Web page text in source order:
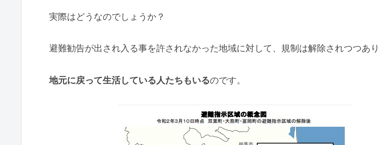
実際はどうなのでしょうか？
避難勧告が出され入る事を許されなかった地域に対して、規制は解除されつつあり
地元に戻って生活している人たちもいるのです。